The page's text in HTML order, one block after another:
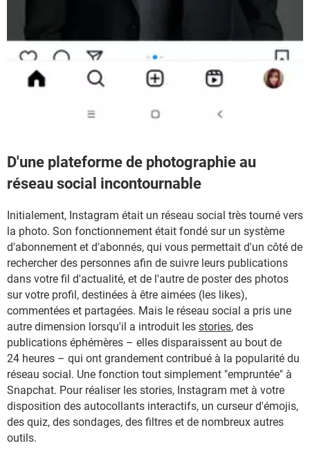
D'une plateforme de photographie au
réseau social incontournable
Initialement, Instagram était un réseau social très tourné vers
la photo. Son fonctionnement était fondé sur un système
d'abonnement et d'abonnés, qui vous permettait d'un côté de
rechercher des personnes afin de suivre leurs publications
dans votre fil d'actualité, et de l'autre de poster des photos
sur votre profil, destinées à être aimées (les likes),
commentées et partagées. Mais le réseau social a pris une
autre dimension lorsqu'il a introduit les stories, des
publications éphémères – elles disparaissent au bout de
24 heures – qui ont grandement contribué à la popularité du
réseau social. Une fonction tout simplement "empruntée" à
Snapchat. Pour réaliser les stories, Instagram met à votre
disposition des autocollants interactifs, un curseur d'émojis,
des quiz, des sondages, des filtres et de nombreux autres
outils.